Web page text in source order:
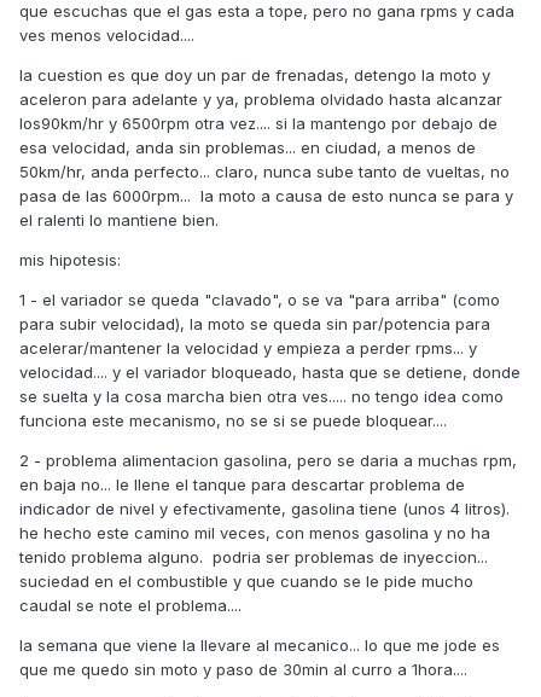
que escuchas que el gas esta a tope, pero no gana rpms y cada
ves menos velocidad....
la cuestion es que doy un par de frenadas, detengo la moto y
aceleron para adelante y ya, problema olvidado hasta alcanzar
los90km/hr y 6500rpm otra vez.... si la mantengo por debajo de
esa velocidad, anda sin problemas... en ciudad, a menos de
50km/hr, anda perfecto... claro, nunca sube tanto de vueltas, no
pasa de las 6000rpm... la moto a causa de esto nunca se para y
el ralenti lo mantiene bien.
mis hipotesis:
1 - el variador se queda "clavado", o se va "para arriba" (como
para subir velocidad), la moto se queda sin par/potencia para
acelerar/mantener la velocidad y empieza a perder rpms... y
velocidad.... y el variador bloqueado, hasta que se detiene, donde
se suelta y la cosa marcha bien otra ves..... no tengo idea como
funciona este mecanismo, no se si se puede bloquear....
2 - problema alimentacion gasolina, pero se daria a muchas rpm,
en baja no... le llene el tanque para descartar problema de
indicador de nivel y efectivamente, gasolina tiene (unos 4 litros).
he hecho este camino mil veces, con menos gasolina y no ha
tenido problema alguno. podria ser problemas de inyeccion...
suciedad en el combustible y que cuando se le pide mucho
caudal se note el problema....
la semana que viene la llevare al mecanico... lo que me jode es
que me quedo sin moto y paso de 30min al curro a 1hora....